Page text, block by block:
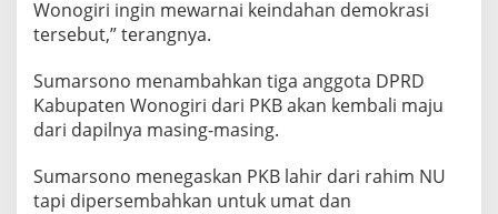
Wonogiri ingin mewarnai keindahan demokrasi
tersebut,” terangnya.
Sumarsono menambahkan tiga anggota DPRD
Kabupaten Wonogiri dari PKB akan kembali maju
dari dapilnya masing-masing.
Sumarsono menegaskan PKB lahir dari rahim NU
tapi dipersembahkan untuk umat dan